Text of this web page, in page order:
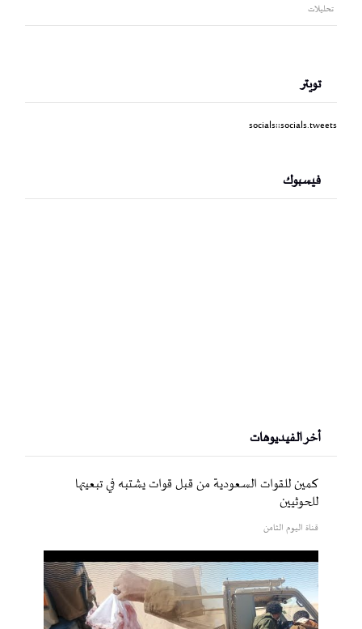
تحليلات
تويتر
socials::socials.tweets
فيسبوك
أخر الفيديوهات
كمين للقوات السعودية من قبل قوات يشتبه في تبعيتها
للحوثيين
قناة اليوم الثامن